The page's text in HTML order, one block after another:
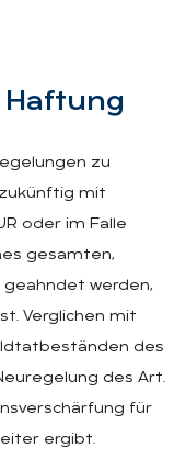
Haf­tung
zu
mit
oder im Falle
gesamten,
werden,
Verglichen mit
des
des Art.
für
ergibt.